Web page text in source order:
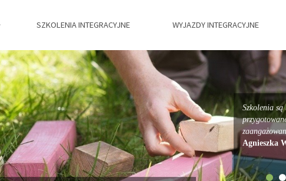
SZKOLENIA INTEGRACYJNE WYJAZDY INTEGRACYJNE
Szkolenia są
Agnieszka